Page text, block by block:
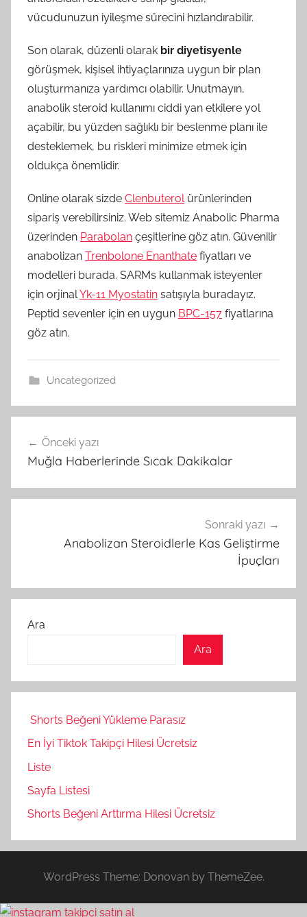
vücudunuzun iyileşme sürecini hızlandırabilir.
Son olarak, düzenli olarak bir diyetisyenle
görüşmek, kişisel ihtiyaçlarınıza uygun bir plan
oluşturmanıza yardımcı olabilir. Unutmayın,
anabolik steroid kullanımı ciddi yan etkilere yol
açabilir, bu yüzden sağlıklı bir beslenme planı ile
desteklemek, bu riskleri minimize etmek için
oldukça önemlidir.
Online olarak sizde Clenbuterol ürünlerinden
sipariş verebilirsiniz. Web sitemiz Anabolic Pharma
üzerinden Parabolan çeşitlerine göz atın. Güvenilir
anabolizan Trenbolone Enanthate fiyatları ve
modelleri burada. SARMs kullanmak isteyenler
için orjinal Yk-11 Myostatin satışıyla buradayız.
Peptid sevenler için en uygun BPC-157 fiyatlarına
göz atın.
Uncategorized
gezinmesi
Önceki yazı
Muğla Haberlerinde Sıcak Dakikalar
Sonraki yazı
Anabolizan Steroidlerle Kas Geliştirme
İpuçları
Ara
Ara
Shorts Beğeni Yükleme Parasız
En İyi Tiktok Takipçi Hilesi Ücretsiz
Liste
Sayfa Listesi
Shorts Beğeni Arttırma Hilesi Ücretsiz
WordPress Theme: Donovan by ThemeZee.